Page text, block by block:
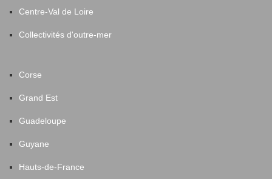
Centre-Val de Loire
Collectivités d'outre-mer
Corse
Grand Est
Guadeloupe
Guyane
Hauts-de-France